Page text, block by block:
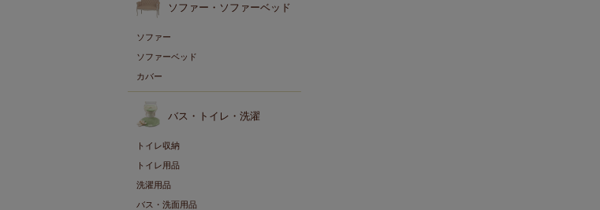
ソファー・ソファーベッド
ソファー
ソファーベッド
カバー
バス・トイレ・洗濯
トイレ収納
トイレ用品
洗濯用品
バス・洗面用品